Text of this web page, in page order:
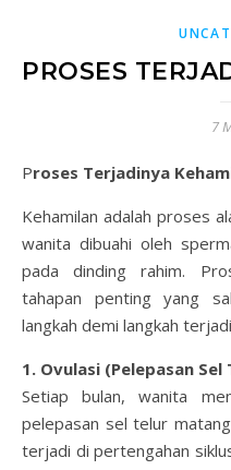
PROSES
7
Proses Terjadinya
Kehamilan adalah proses
wanita dibuahi oleh
pada dinding rahim.
tahapan penting yang
langkah demi langkah
1. Ovulasi (Pelepasan Sel
Setiap bulan, wanita
pelepasan sel telur
terjadi di pertengahan